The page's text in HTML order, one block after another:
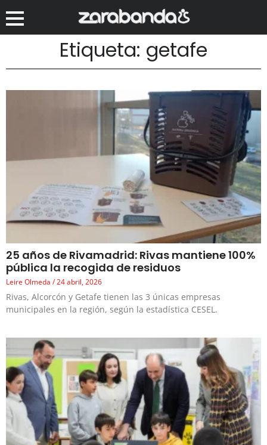
Etiqueta: getafe
25 años de Rivamadrid: Rivas mantiene 100%
pública la recogida de residuos
Leire Olmeda 24 abril, 2026
Rivas, Alcorcón y Getafe tienen las 3 únicas empresas
municipales en la región, según la estadística CESEL.